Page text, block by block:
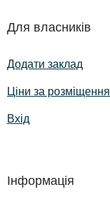
Для власників
Додати заклад
Ціни за розміщення
Вхід
Інформація